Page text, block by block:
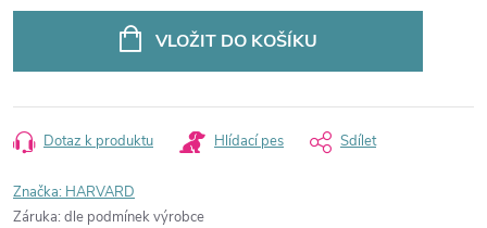
VLOŽIT DO KOŠÍKU
Dotaz k produktu Hlídací pes Sdílet
Značka: HARVARD
Záruka: dle podmínek výrobce